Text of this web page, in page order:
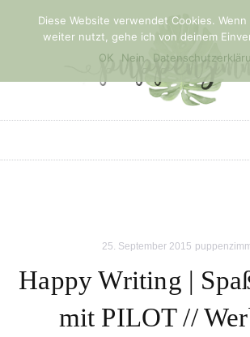
25. September 2015
Happy Writing |
mit PILOT //
Diese Website verwendet Cookies.
weiter nutzt, gehe ich von deinem
OK
Nein